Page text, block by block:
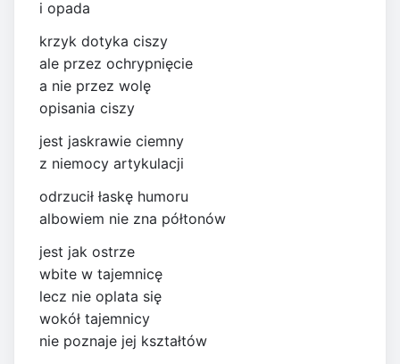
i opada
krzyk dotyka ciszy
ale przez ochrypnięcie
a nie przez wolę
opisania ciszy
jest jaskrawie ciemny
z niemocy artykulacji
odrzucił łaskę humoru
albowiem nie zna półtonów
jest jak ostrze
wbite w tajemnicę
lecz nie oplata się
wokół tajemnicy
nie poznaje jej kształtów